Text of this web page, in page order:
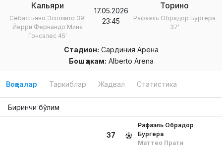
Кальяри
Себастьяно Эспозито 39'
Йерри Фернандо Мина
Гонсалес 45'
17.05.2026
23:45
Торино
Рафаэль Обрадор Бургера
37'
Стадион: Сардиния Арена
Бош ҳакам: Alberto Arena
Воқеалар Таркиблар Жадвал Статистика
Биринчи бўлим
37
Рафаэль Обрадор
Бургера
Маттео Прати